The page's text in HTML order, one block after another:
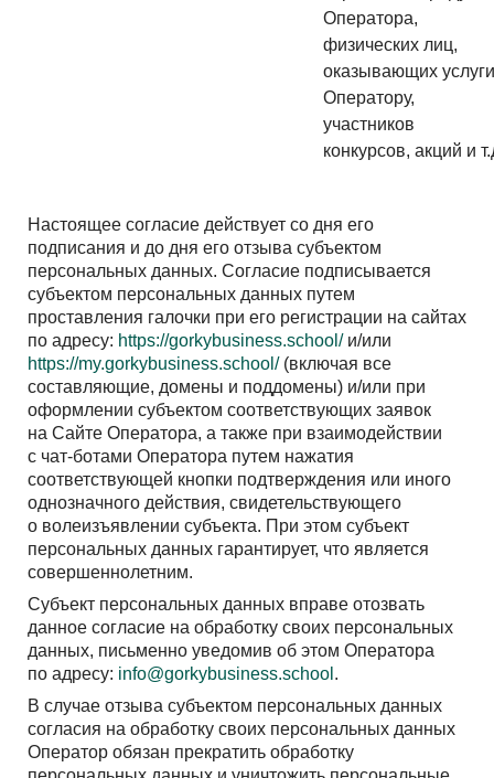
Оператора,
физических лиц,
оказывающих услуги
Оператору,
участников
конкурсов, акций и
Настоящее согласие действует со дня его
подписания и до дня его отзыва субъектом
персональных данных. Согласие подписывается
субъектом персональных данных путем
проставления галочки при его регистрации на сайтах
по адресу: https://gorkybusiness.school/и/или
https://my.gorkybusiness.school/(включая все
составляющие, домены и поддомены) и/или при
оформлении субъектом соответствующих заявок
на Сайте Оператора, а также при взаимодействии
с чат-ботами Оператора путем нажатия
соответствующей кнопки подтверждения или иного
однозначного действия, свидетельствующего
о волеизъявлении субъекта. При этом субъект
персональных данных гарантирует, что является
совершеннолетним.
Субъект персональных данных вправе отозвать
данное согласие на обработку своих персональных
данных, письменно уведомив об этом Оператора
по адресу: info@gorkybusiness.school .
В случае отзыва субъектом персональных данных
согласия на обработку своих персональных данных
Оператор обязан прекратить обработку